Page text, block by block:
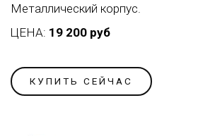
Металлический корпус.
ЦЕНА: 19 200 руб
КУПИТЬ СЕЙЧАС